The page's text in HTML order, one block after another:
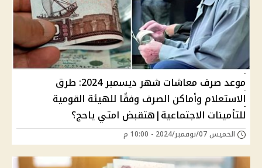
موعد صرف معاشات شهر ديسمبر 2024: طرق
الاستعلام وأماكن الصرف وفقًا للهيئة القومية
للتأمينات الاجتماعية|هتقبض امتي ياحج؟
الخميس 07/نوفمبر/2024 - 10:00 م